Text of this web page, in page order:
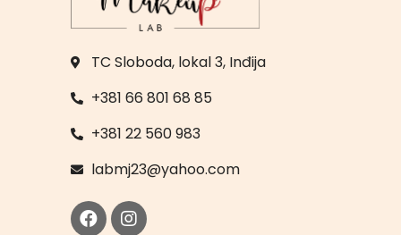
TC Sloboda, lokal 3, Inđija
+381 66 801 68 85
+381 22 560 983
labmj23@yahoo.com